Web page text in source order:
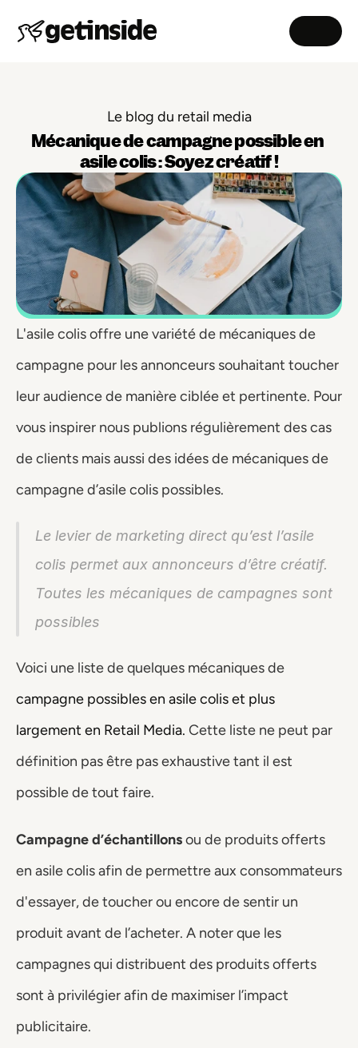
Le blog du retail media
Mécanique de campagne possible en
asile colis : Soyez créatif !
L'asile colis offre une variété de mécaniques de
campagne pour les annonceurs souhaitant toucher
leur audience de manière ciblée et pertinente. Pour
vous inspirer nous publions régulièrement des cas
de clients mais aussi des idées de mécaniques de
campagne d’asile colis possibles.
Le levier de marketing direct qu’est l’asile
colis permet aux annonceurs d’être créatif.
Toutes les mécaniques de campagnes sont
possibles
campagne possibles en asile colis et plus
largement en Retail Media. Cette liste ne peut par
définition pas être pas exhaustive tant il est
possible de tout faire.
Campagne d’échantillons ou de produits offerts
en asile colis afin de permettre aux consommateurs
d'essayer, de toucher ou encore de sentir un
produit avant de l’acheter. A noter que les
campagnes qui distribuent des produits offerts
sont à privilégier afin de maximiser l’impact
publicitaire.